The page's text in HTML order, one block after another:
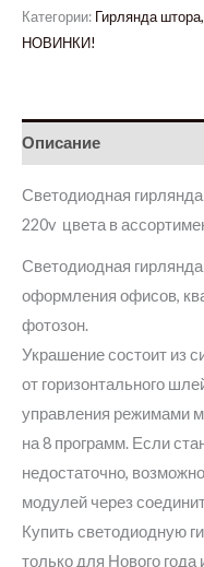
Категории: Гирлянда
НОВИНКИ!
Описание
Светодиодная
220v цвета в
Светодиодная
оформления офисов,
фотозон.
Украшение состоит из
от горизонтального
управления режимами
на 8 программ. Если
недостаточно,
модулей через
Купить светодиодную
только для Нового